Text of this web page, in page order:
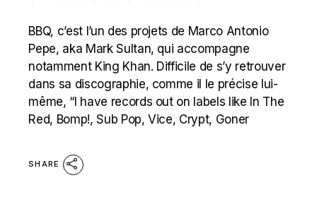
BBQ, c’est l’un des projets de Marco Antonio
Pepe, aka Mark Sultan, qui accompagne
notamment King Khan. Difficile de s’y retrouver
dans sa discographie, comme il le précise lui-
même, “I have records out on labels like In The
Red, Bomp!, Sub Pop, Vice, Crypt, Goner
SHARE